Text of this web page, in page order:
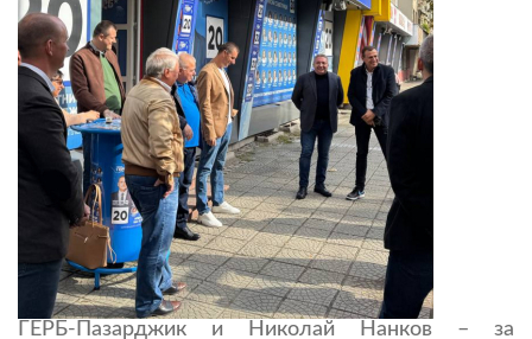
ГЕРБ-Пазарджик и Николай Нанков – за